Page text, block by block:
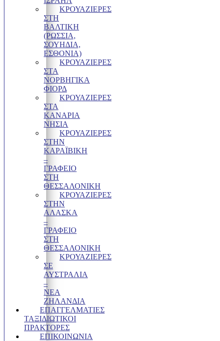
ΚΡΟΥΑΖΙΕΡΕΣ
ΣΤΗ
ΒΑΛΤΙΚΗ
(ΡΩΣΣΙΑ,
ΣΟΥΗΔΙΑ,
ΕΣΘΟΝΙΑ)
ΚΡΟΥΑΖΙΕΡΕΣ
ΣΤΑ
ΝΟΡΒΗΓΙΚΑ
ΦΙΟΡΔ
ΚΡΟΥΑΖΙΕΡΕΣ
ΣΤΑ
ΚΑΝΑΡΙΑ
ΝΗΣΙΑ
ΚΡΟΥΑΖΙΕΡΕΣ
ΣΤΗΝ
ΚΑΡΑΪΒΙΚΗ
–
ΓΡΑΦΕΊΟ
ΣΤΗ
ΘΕΣΣΑΛΟΝΊΚΗ
ΚΡΟΥΑΖΙΕΡΕΣ
ΣΤΗΝ
ΑΛΑΣΚΑ
–
ΓΡΑΦΕΊΟ
ΣΤΗ
ΘΕΣΣΑΛΟΝΊΚΗ
ΚΡΟΥΑΖΙΕΡΕΣ
ΣΕ
ΑΥΣΤΡΑΛΙΑ
–
ΝΕΑ
ΖΗΛΑΝΔΙΑ
ΕΠΑΓΓΕΛΜΑΤΊΕΣ
ΤΑΞΙΔΙΩΤΙΚΟΊ
ΠΡΆΚΤΟΡΕΣ
ΕΠΙΚΟΙΝΩΝΙΑ